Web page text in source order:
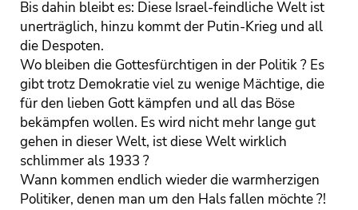
Bis dahin bleibt es: Diese Israel-feindliche Welt ist
unerträglich, hinzu kommt der Putin-Krieg und all
die Despoten.
Wo bleiben die Gottesfürchtigen in der Politik ? Es
gibt trotz Demokratie viel zu wenige Mächtige, die
für den lieben Gott kämpfen und all das Böse
bekämpfen wollen. Es wird nicht mehr lange gut
gehen in dieser Welt, ist diese Welt wirklich
schlimmer als 1933 ?
Wann kommen endlich wieder die warmherzigen
Politiker, denen man um den Hals fallen möchte ?!